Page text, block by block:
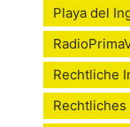
Playa del
Rechtliche
Rechtliches